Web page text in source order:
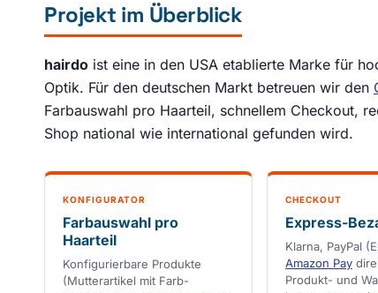
Projekt im Überblick
hairdo ist eine in den USA etablierte Marke für
Optik. Für den deutschen Markt betreuen wir den
Farbauswahl pro Haarteil, schnellem Checkout,
Shop national wie international gefunden wird.
KONFIGURATOR
Farbauswahl pro
Haarteil
Konfigurierbare Produkte
(Mutterartikel mit Farb-
CHECKOUT
Express-
Klarna, PayPal
Amazon Pay
Produkt- und